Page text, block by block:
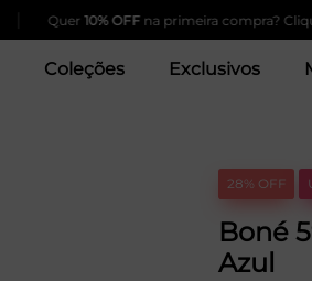
10% OFF na primeira compra? Clique Aqui!
Coleções Exclusivos
28% OFF
Boné
Azul